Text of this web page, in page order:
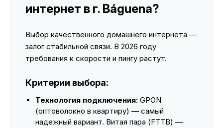
интернет в г. Báguena?
Выбор качественного домашнего интернета —
залог стабильной связи. В 2026 году
требования к скорости и пингу растут.
Критерии выбора:
Технология подключения: GPON
(оптоволокно в квартиру) — самый
надежный вариант. Витая пара (FTTB) —